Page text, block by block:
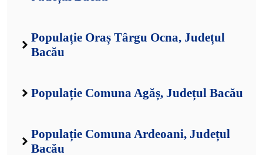
Populație Oraș Târgu Ocna, Județul
Bacău
Populație Comuna Agăș, Județul Bacău
Populație Comuna Ardeoani, Județul
Bacău